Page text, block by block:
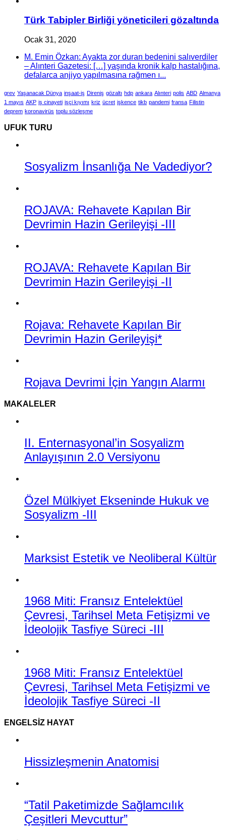
Türk Tabipler Birliği yöneticileri gözaltında
Ocak 31, 2020
M. Emin Özkan: Ayakta zor duran bedenini salıverdiler
– Alınteri Gazetesi: […] yaşında kronik kalp hastalığına,
defalarca anjiyo yapılmasına rağmen ı...
grev Yaşanacak Dünya inşaat-iş Direniş gözaltı hdp ankara Alınteri polis ABD Almanya
1 mayıs AKP iş cinayeti işçi kıyımı kriz ücret işkence tikb pandemi fransa Filistin
deprem koronavirüs toplu sözleşme
UFUK TURU
Sosyalizm İnsanlığa Ne Vadediyor?
ROJAVA: Rehavete Kapılan Bir
Devrimin Hazin Gerileyişi -III
ROJAVA: Rehavete Kapılan Bir
Devrimin Hazin Gerileyişi -II
Rojava: Rehavete Kapılan Bir
Devrimin Hazin Gerileyişi*
Rojava Devrimi İçin Yangın Alarmı
MAKALELER
II. Enternasyonal’in Sosyalizm
Anlayışının 2.0 Versiyonu
Özel Mülkiyet Ekseninde Hukuk ve
Sosyalizm -III
Marksist Estetik ve Neoliberal Kültür
1968 Miti: Fransız Entelektüel
Çevresi, Tarihsel Meta Fetişizmi ve
İdeolojik Tasfiye Süreci -III
1968 Miti: Fransız Entelektüel
Çevresi, Tarihsel Meta Fetişizmi ve
İdeolojik Tasfiye Süreci -II
ENGELSIZ HAYAT
Hissizleşmenin Anatomisi
“Tatil Paketimizde Sağlamcılık
Çeşitleri Mevcuttur”